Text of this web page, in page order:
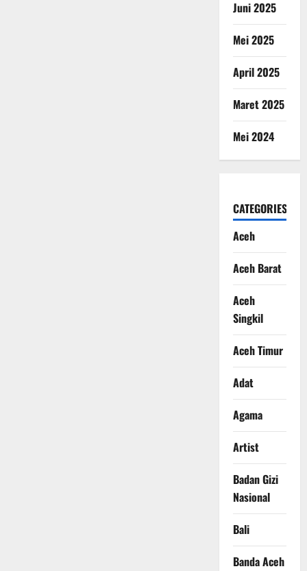
Juni 2025
Mei 2025
April 2025
Maret 2025
Mei 2024
CATEGORIES
Aceh
Aceh Barat
Aceh
Singkil
Aceh Timur
Adat
Agama
Artist
Badan Gizi
Nasional
Bali
Banda Aceh